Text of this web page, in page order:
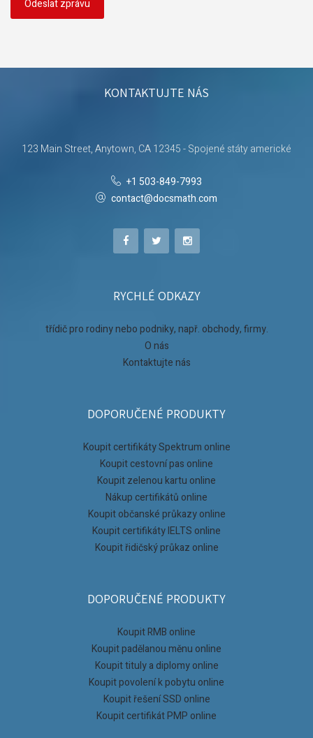
KONTAKTUJTE NÁS
123 Main Street, Anytown, CA 12345 - Spojené státy americké
+1 503-849-7993
contact@docsmath.com
RYCHLÉ ODKAZY
třídič pro rodiny nebo podniky, např. obchody, firmy.
O nás
Kontaktujte nás
DOPORUČENÉ PRODUKTY
Koupit certifikáty Spektrum online
Koupit cestovní pas online
Koupit zelenou kartu online
Nákup certifikátů online
Koupit občanské průkazy online
Koupit certifikáty IELTS online
Koupit řidičský průkaz online
DOPORUČENÉ PRODUKTY
Koupit RMB online
Koupit padělanou měnu online
Koupit tituly a diplomy online
Koupit povolení k pobytu online
Koupit řešení SSD online
Koupit certifikát PMP online